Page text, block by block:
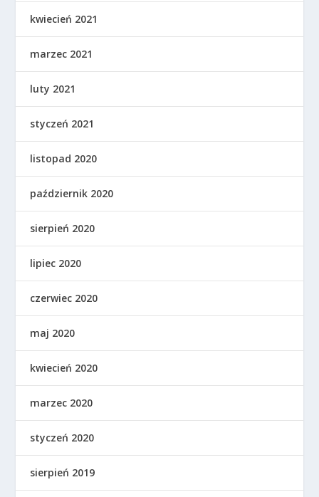
kwiecień 2021
marzec 2021
luty 2021
styczeń 2021
listopad 2020
październik 2020
sierpień 2020
lipiec 2020
czerwiec 2020
maj 2020
kwiecień 2020
marzec 2020
styczeń 2020
sierpień 2019